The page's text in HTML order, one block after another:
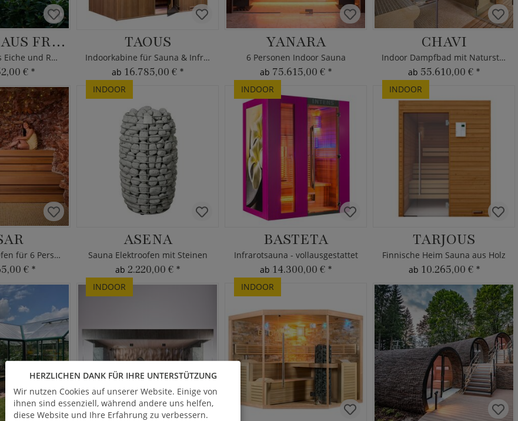
GARTENHAUS FRANZ
Gartenhütte aus Eiche und Robinie
€ *
TAOUS
Indoorkabine für Sauna & Infrarot
ab 16.785,00 € *
YANARA
6 Personen Indoor Sauna
ab 75.615,00 € *
CHAVI
Indoor Dampfbad mit Naturstein
ab 55.610,00 € *
Salzgrotte mit Ofen für 6 Personen
€ *
INDOOR
ASENA
Sauna Elektroofen mit Steinen
ab 2.220,00 € *
INDOOR
BASTETA
Infrarotsauna - vollausgestattet
ab 14.300,00 € *
INDOOR
TARJOUS
Finnische Heim Sauna aus Holz
ab 10.265,00 € *
INDOOR INDOOR
HERZLICHEN DANK FÜR IHRE UNTERSTÜTZUNG
Wir nutzen Cookies auf unserer Website. Einige von
ihnen sind essenziell, während andere uns helfen,
diese Website und Ihre Erfahrung zu verbessern.